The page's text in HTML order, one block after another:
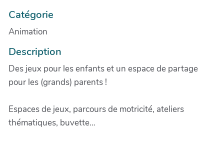
Catégorie
Animation
Description
Des jeux pour les enfants et un espace de partage
pour les (grands) parents !
Espaces de jeux, parcours de motricité, ateliers
thématiques, buvette…